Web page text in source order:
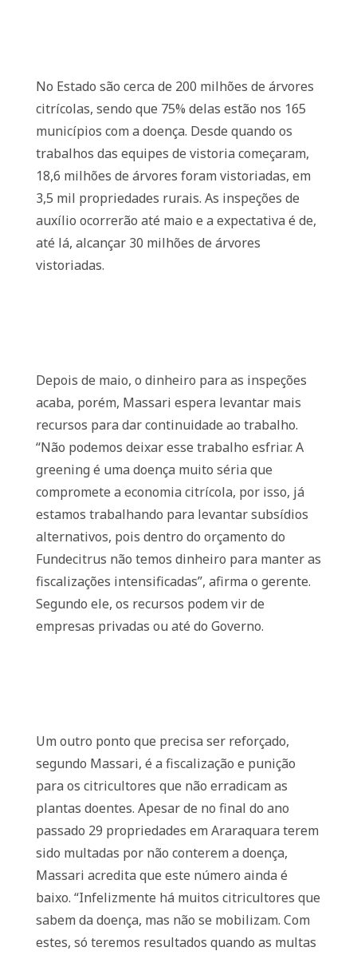
No Estado são cerca de 200 milhões de árvores
citrícolas, sendo que 75% delas estão nos 165
municípios com a doença. Desde quando os
trabalhos das equipes de vistoria começaram,
18,6 milhões de árvores foram vistoriadas, em
3,5 mil propriedades rurais. As inspeções de
auxílio ocorrerão até maio e a expectativa é de,
até lá, alcançar 30 milhões de árvores
vistoriadas.
Depois de maio, o dinheiro para as inspeções
acaba, porém, Massari espera levantar mais
recursos para dar continuidade ao trabalho.
“Não podemos deixar esse trabalho esfriar. A
greening é uma doença muito séria que
compromete a economia citrícola, por isso, já
estamos trabalhando para levantar subsídios
alternativos, pois dentro do orçamento do
Fundecitrus não temos dinheiro para manter as
fiscalizações intensificadas”, afirma o gerente.
Segundo ele, os recursos podem vir de
empresas privadas ou até do Governo.
Um outro ponto que precisa ser reforçado,
segundo Massari, é a fiscalização e punição
para os citricultores que não erradicam as
plantas doentes. Apesar de no final do ano
passado 29 propriedades em Araraquara terem
sido multadas por não conterem a doença,
Massari acredita que este número ainda é
baixo. “Infelizmente há muitos citricultores que
sabem da doença, mas não se mobilizam. Com
estes, só teremos resultados quando as multas